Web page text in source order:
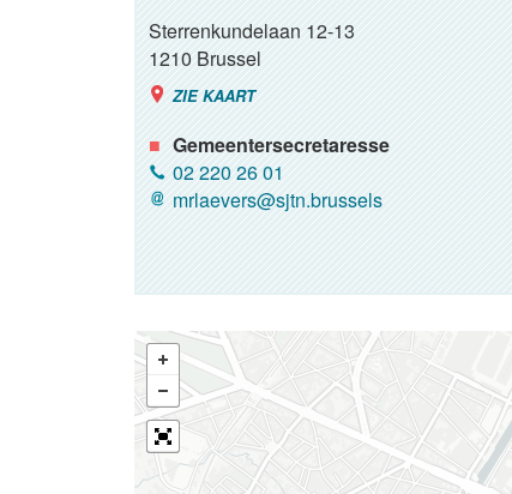
Sterrenkundelaan 12-13
1210Brussel
ZIE KAART
Gemeentersecretaresse
02 220 26 01
mrlaevers@sjtn.brussels